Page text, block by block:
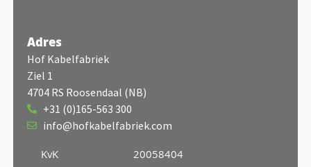
Adres
Hof Kabelfabriek
Ziel 1
4704 RS Roosendaal (NB)
+31 (0)165-563 300
info@hofkabelfabriek.com
KvK
20058404